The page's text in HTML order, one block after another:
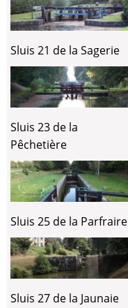
Sluis 21 de la Sagerie
Sluis 23 de la
Pêchetière
Sluis 25 de la Parfraire
Sluis 27 de la Jaunaie